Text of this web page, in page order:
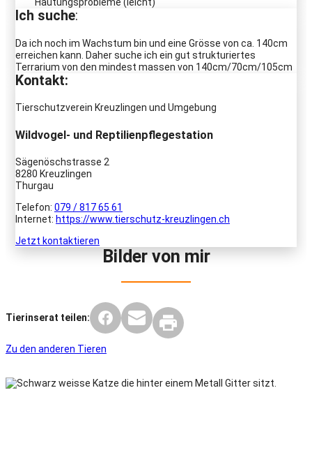
Häutungsprobleme (leicht)
Ich suche:
Da ich noch im Wachstum bin und eine Grösse von ca. 140cm
erreichen kann. Daher suche ich ein gut strukturiertes
Terrarium von den mindest massen von 140cm/70cm/105cm
Kontakt:
Tierschutzverein Kreuzlingen und Umgebung
Wildvogel- und Reptilienpflegestation
Sägenöschstrasse 2
8280 Kreuzlingen
Thurgau
Telefon: 079 / 817 65 61
Internet: https://www.tierschutz-kreuzlingen.ch
Jetzt kontaktieren
Bilder von mir
Tierinserat teilen:
Zu den anderen Tieren